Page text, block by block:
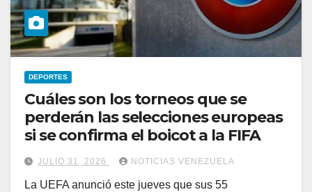
DEPORTES
Cuáles son los torneos que se
perderán las selecciones europeas
si se confirma el boicot a la FIFA
JULIO 31, 2026 NOTICIAS VENEZUELA
La UEFA anunció este jueves que sus 55